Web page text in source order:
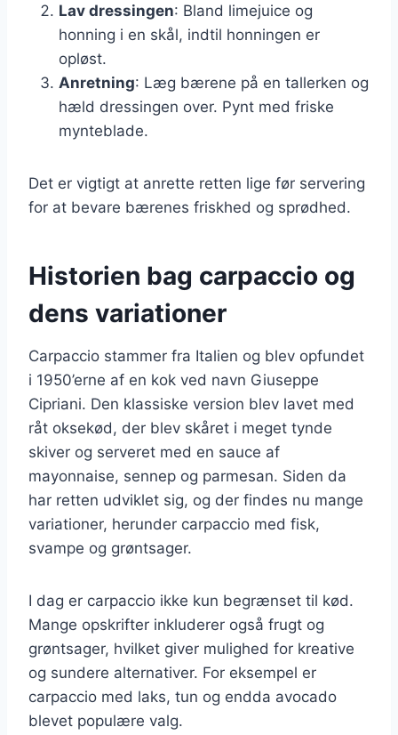
Lav dressingen: Bland limejuice og
honning i en skål, indtil honningen er
opløst.
Anretning: Læg bærene på en tallerken og
hæld dressingen over. Pynt med friske
mynteblade.
Det er vigtigt at anrette retten lige før servering
for at bevare bærenes friskhed og sprødhed.
Historien bag carpaccio og
dens variationer
Carpaccio stammer fra Italien og blev opfundet
i 1950’erne af en kok ved navn Giuseppe
Cipriani. Den klassiske version blev lavet med
råt oksekød, der blev skåret i meget tynde
skiver og serveret med en sauce af
mayonnaise, sennep og parmesan. Siden da
har retten udviklet sig, og der findes nu mange
variationer, herunder carpaccio med fisk,
svampe og grøntsager.
I dag er carpaccio ikke kun begrænset til kød.
Mange opskrifter inkluderer også frugt og
grøntsager, hvilket giver mulighed for kreative
og sundere alternativer. For eksempel er
carpaccio med laks, tun og endda avocado
blevet populære valg.